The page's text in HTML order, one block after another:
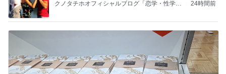
クノタチホオフィシャルブログ「恋学・性学研
24時間前